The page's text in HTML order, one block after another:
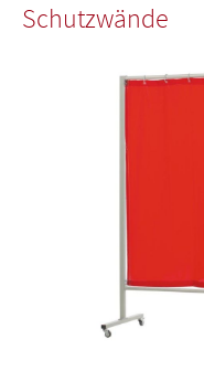
Schutzwände